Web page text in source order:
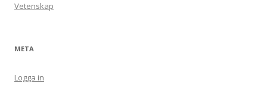
Vetenskap
META
Logga in